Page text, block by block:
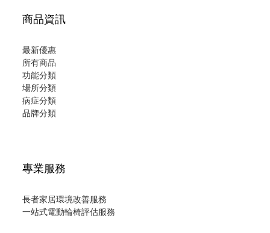
商品資訊
最新優惠
所有商品
功能分類
場所分類
病症分類
品牌分類
專業服務
長者家居環境改善服務
一站式電動輪椅評估服務